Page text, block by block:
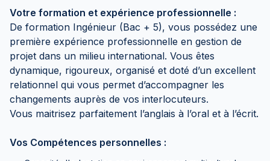
Votre formation et expérience professionnelle :
De formation Ingénieur (Bac + 5), vous possédez une
première expérience professionnelle en gestion de
projet dans un milieu international. Vous êtes
dynamique, rigoureux, organisé et doté d’un excellent
relationnel qui vous permet d’accompagner les
changements auprès de vos interlocuteurs.
Vous maitrisez parfaitement l’anglais à l’oral et à l’écrit.
Vos Compétences personnelles :